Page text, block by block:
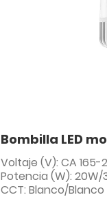
Bombilla LED
Voltaje (V): CA
Potencia (W):
CCT: Blanco/